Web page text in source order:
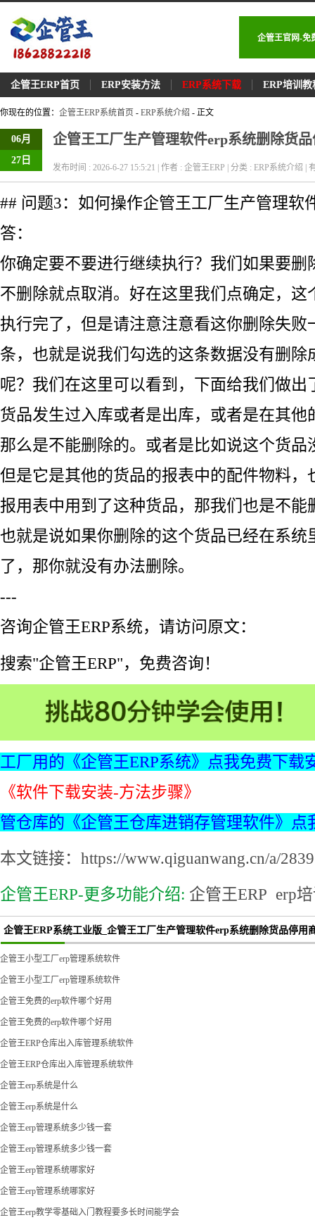
企管王官网-免
企管王ERP首页 ERP安装方法 ERP系统下载 ERP培训教
你现在的位置： 企管王ERP系统首页 - ERP系统介绍 - 正文
06月
27日
企管王工厂生产管理软件erp系统删除货
发布时间 : 2026-6-27 15:5:21 | 作者 : 企管王ERP | 分类 : ERP系统介绍 |
## 问题3：如何操作企管王工厂生产管理软
答：
你确定要不要进行继续执行？我们如果要删
不删除就点取消。好在这里我们点确定，这
执行完了，但是请注意注意看这你删除失败
条，也就是说我们勾选的这条数据没有删除
呢？我们在这里可以看到，下面给我们做出
货品发生过入库或者是出库，或者是在其他
那么是不能删除的。或者是比如说这个货品
但是它是其他的货品的报表中的配件物料，
报用表中用到了这种货品，那我们也是不能
也就是说如果你删除的这个货品已经在系统
了，那你就没有办法删除。
---
咨询企管王ERP系统，请访问原文：
搜索"企管王ERP"，免费咨询！
工厂用的《企管王ERP系统》点我免费下载
《软件下载安装-方法步骤》
管仓库的《企管王仓库进销存管理软件》点
本文链接：https://www.qiguanwang.cn/a/
企管王ERP-更多功能介绍: 企管王ERP erp
企管王ERP系统工业版_企管王工厂生产管理软件erp系统删除货品停用
企管王小型工厂erp管理系统软件
企管王小型工厂erp管理系统软件
企管王免费的erp软件哪个好用
企管王免费的erp软件哪个好用
企管王ERP仓库出入库管理系统软件
企管王ERP仓库出入库管理系统软件
企管王erp系统是什么
企管王erp系统是什么
企管王erp管理系统多少钱一套
企管王erp管理系统多少钱一套
企管王erp管理系统哪家好
企管王erp管理系统哪家好
企管王erp教学零基础入门教程要多长时间能学会